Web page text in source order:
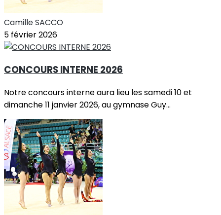
Camille SACCO
5 février 2026
CONCOURS INTERNE 2026
Notre concours interne aura lieu les samedi 10 et
dimanche 11 janvier 2026, au gymnase Guy...